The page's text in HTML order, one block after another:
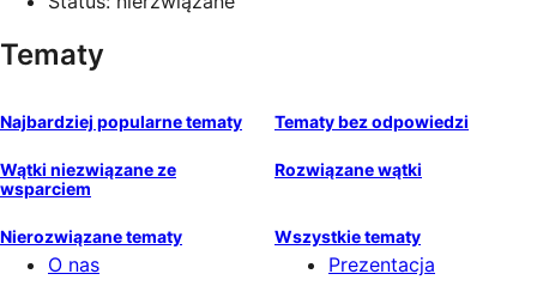
Tematy
Najbardziej popularne tematy Tematy bez odpowiedzi
Wątki niezwiązane ze
wsparciem
Rozwiązane wątki
Nierozwiązane tematy Wszystkie tematy
O nas
Prezentacja